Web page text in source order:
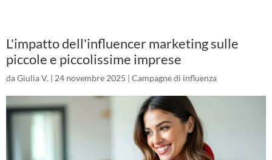
L'impatto dell'influencer marketing sulle
piccole e piccolissime imprese
daGiulia V. | 24 novembre 2025 | Campagne di influenza